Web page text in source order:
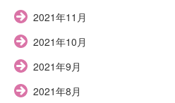
2021年11月
2021年10月
2021年9月
2021年8月